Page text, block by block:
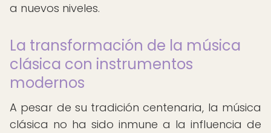
a nuevos niveles.
La transformación de la música
clásica con instrumentos
modernos
A pesar de su tradición centenaria, la música
clásica no ha sido inmune a la influencia de